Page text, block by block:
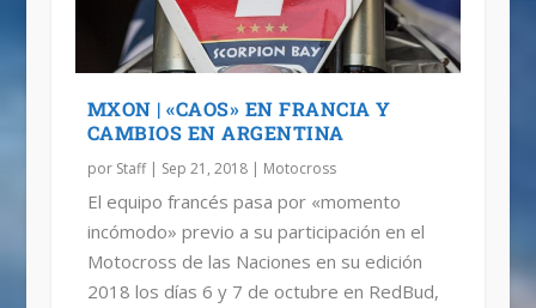
MXON | «CAOS» EN FRANCIA Y
CAMBIOS EN ARGENTINA
por Staff| Sep 21, 2018| Motocross
El equipo francés pasa por «momento
incómodo» previo a su participación en el
Motocross de las Naciones en su edición
2018 los días 6 y 7 de octubre en RedBud,